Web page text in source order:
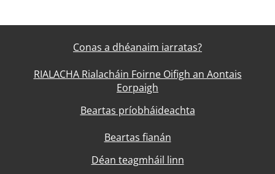
Conas a dhéanaim iarratas?
RIALACHA Rialacháin Foirne Oifigh an Aontais
Eorpaigh
Beartas príobháideachta
Beartas fianán
Déan teagmháil linn